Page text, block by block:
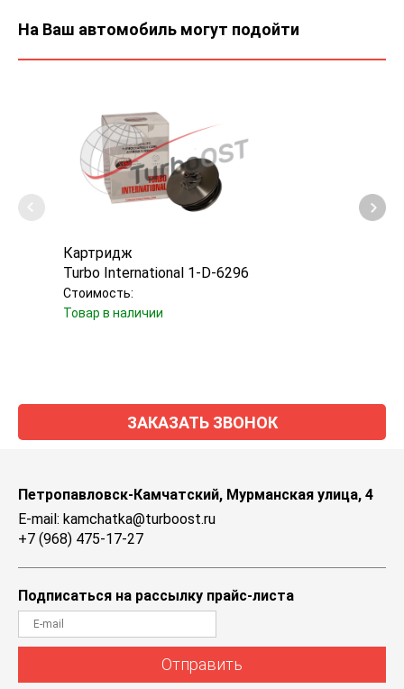
На Ваш автомобиль могут подойти
Картридж
Turbo International 1-D-6296
Стоимость:
Товар в наличии
ЗАКАЗАТЬ ЗВОНОК
Петропавловск-Камчатский, Мурманская улица, 4
E-mail: kamchatka@turboost.ru
+7 (968) 475-17-27
Подписаться на рассылку прайс-листа
Отправить